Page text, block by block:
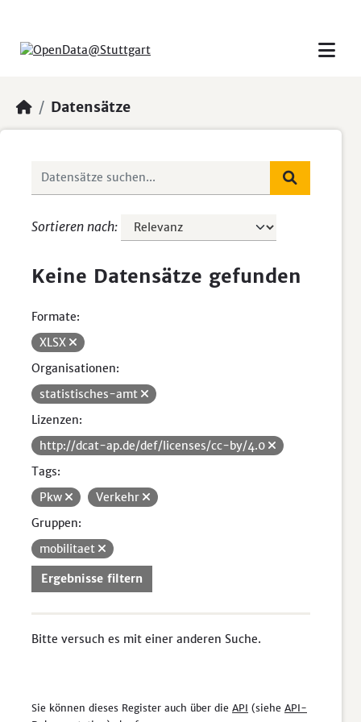
Datensätze
Sortieren nach
Keine Datensätze gefunden
Formate:
XLSX
Organisationen:
statistisches-amt
Lizenzen:
http://dcat-ap.de/def/licenses/cc-by/4.0
Tags:
Pkw
Verkehr
Gruppen:
mobilitaet
Ergebnisse filtern
Bitte versuch es mit einer anderen Suche.
Sie können dieses Register auch über die API (siehe API-